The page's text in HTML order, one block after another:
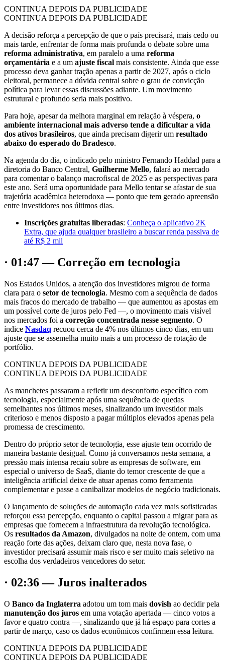
CONTINUA DEPOIS DA PUBLICIDADE
CONTINUA DEPOIS DA PUBLICIDADE
A decisão reforça a percepção de que o país precisará, mais cedo ou
mais tarde, enfrentar de forma mais profunda o debate sobre uma
reforma administrativa, em paralelo a uma reforma
orçamentária e a um ajuste fiscal mais consistente. Ainda que esse
processo deva ganhar tração apenas a partir de 2027, após o ciclo
eleitoral, permanece a dúvida central sobre o grau de convicção
política para levar essas discussões adiante. Um movimento
estrutural e profundo seria mais positivo.
Para hoje, apesar da melhora marginal em relação à véspera, o
ambiente internacional mais adverso tende a dificultar a vida
dos ativos brasileiros, que ainda precisam digerir um resultado
abaixo do esperado do Bradesco.
Na agenda do dia, o indicado pelo ministro Fernando Haddad para a
diretoria do Banco Central, Guilherme Mello, falará ao mercado
para comentar o balanço macrofiscal de 2025 e as perspectivas para
este ano. Será uma oportunidade para Mello tentar se afastar de sua
trajetória acadêmica heterodoxa — ponto que tem gerado apreensão
entre investidores nos últimos dias.
Inscrições gratuitas liberadas: Conheça o aplicativo 2K
Extra, que ajuda qualquer brasileiro a buscar renda passiva de
até R$ 2 mil
· 01:47 — Correção em tecnologia
Nos Estados Unidos, a atenção dos investidores migrou de forma
clara para o setor de tecnologia. Mesmo com a sequência de dados
mais fracos do mercado de trabalho — que aumentou as apostas em
um possível corte de juros pelo Fed —, o movimento mais visível
nos mercados foi a correção concentrada nesse segmento. O
índice Nasdaq recuou cerca de 4% nos últimos cinco dias, em um
ajuste que se assemelha muito mais a um processo de rotação de
portfólio.
CONTINUA DEPOIS DA PUBLICIDADE
CONTINUA DEPOIS DA PUBLICIDADE
As manchetes passaram a refletir um desconforto específico com
tecnologia, especialmente após uma sequência de quedas
semelhantes nos últimos meses, sinalizando um investidor mais
criterioso e menos disposto a pagar múltiplos elevados apenas pela
promessa de crescimento.
Dentro do próprio setor de tecnologia, esse ajuste tem ocorrido de
maneira bastante desigual. Como já conversamos nesta semana, a
pressão mais intensa recaiu sobre as empresas de software, em
especial o universo de SaaS, diante do temor crescente de que a
inteligência artificial deixe de atuar apenas como ferramenta
complementar e passe a canibalizar modelos de negócio tradicionais.
O lançamento de soluções de automação cada vez mais sofisticadas
reforçou essa percepção, enquanto o capital passou a migrar para as
empresas que fornecem a infraestrutura da revolução tecnológica.
Os resultados da Amazon, divulgados na noite de ontem, com uma
reação forte das ações, deixam claro que, nesta nova fase, o
investidor precisará assumir mais risco e ser muito mais seletivo na
escolha dos verdadeiros vencedores do setor.
· 02:36 — Juros inalterados
O Banco da Inglaterra adotou um tom mais dovish ao decidir pela
manutenção dos juros em uma votação apertada — cinco votos a
favor e quatro contra —, sinalizando que já há espaço para cortes a
partir de março, caso os dados econômicos confirmem essa leitura.
CONTINUA DEPOIS DA PUBLICIDADE
CONTINUA DEPOIS DA PUBLICIDADE